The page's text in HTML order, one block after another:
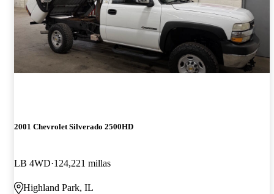
2001 Chevrolet Silverado 2500HD
LB 4WD 124,221 millas
Highland Park, IL